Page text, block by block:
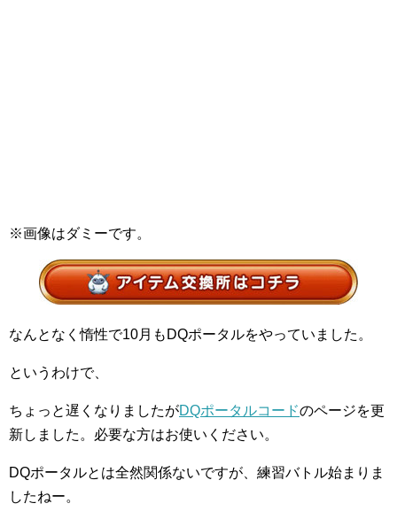
※画像はダミーです。
なんとなく惰性で10月もDQポータルをやっていました。
というわけで、
ちょっと遅くなりましたがDQポータルコードのページを更
新しました。必要な方はお使いください。
DQポータルとは全然関係ないですが、練習バトル始まりま
したねー。